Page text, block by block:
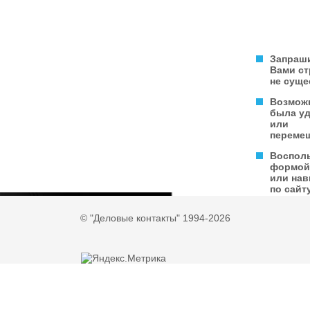
Вами
не
была
или
формой
или
по
© "Деловые контакты" 1994-2026